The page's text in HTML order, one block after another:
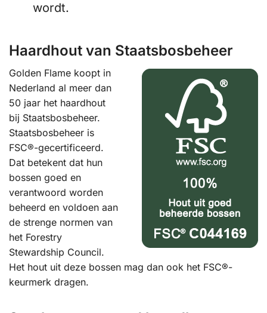
wordt.
Haardhout van Staatsbosbeheer
Golden Flame koopt in
Nederland al meer dan
50 jaar het haardhout
bij Staatsbosbeheer.
Staatsbosbeheer is
FSC®-gecertificeerd.
Dat betekent dat hun
bossen goed en
verantwoord worden
beheerd en voldoen aan
de strenge normen van
het Forestry
Stewardship Council.
Het hout uit deze bossen mag dan ook het FSC®-
keurmerk dragen.